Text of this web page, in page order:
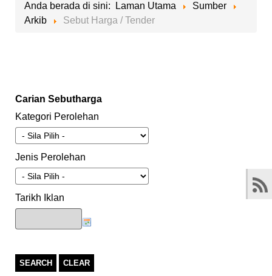
Anda berada di sini: Laman Utama
Sumber
Arkib
Sebut Harga / Tender
Carian Sebutharga
Kategori Perolehan
Jenis Perolehan
Tarikh Iklan
SEARCH CLEAR